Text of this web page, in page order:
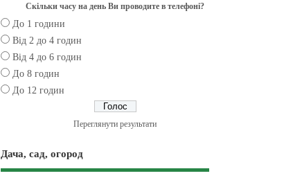
Скільки часу на день Ви проводите в телефоні?
До 1 години
Від 2 до 4 годин
Від 4 до 6 годин
До 8 годин
До 12 годин
Переглянути результати
Дача, сад, огород